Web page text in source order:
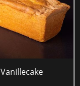
Vanillecake